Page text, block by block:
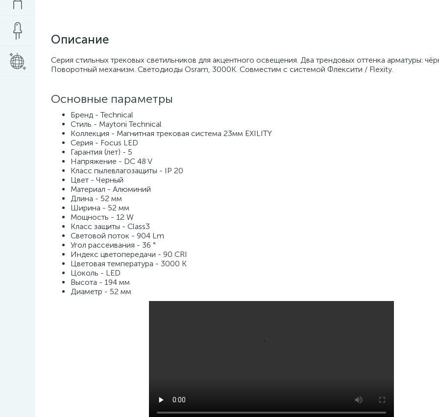
Описание
Серия стильных трековых светильников для акцентного освещения. Два трендовых оттенка арматуры:
Поворотный механизм. Светодиоды Osram, 3000K. Совместим с системой Флексити / Flexity.
Основные параметры
Бренд - Technical
Стиль - Maytoni Technical
Коллекция - Магнитная трековая система 23мм EXILITY
Серия - Focus LED
Гарантия (лет) - 5
Напряжение - DC 48 V
Класс пылевлагозащиты - IP 20
Цвет - Черный
Материал - Алюминий
Длина - 52 мм
Ширина - 52 мм
Мощность - 12 W
Класс защиты - Class3
Световой поток - 904 Lm
Угол рассеивания - 36 °
Индекс цветопередачи - 90 CRI
Цветовая температура - 3000 K
Цоколь - LED
Высота - 194 мм
Диаметр - 52 мм